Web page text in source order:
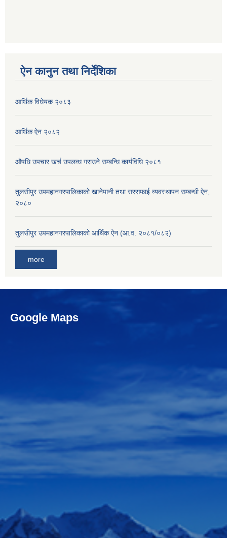
ऐन कानुन तथा निर्देशिका
आर्थिक विधेयक २०८३
आर्थिक ऐन २०८२
औषधि उपचार खर्च उपलव्ध गराउने सम्बन्धि कार्यविधि २०८१
तुलसीपुर उपमहानगरपालिकाको खानेपानी तथा सरसफाई व्यवस्थापन सम्बन्धी ऐन,
२०८०
तुलसीपुर उपमहानगरपालिकाको आर्थिक ऐन (आ.व. २०८१/०८२)
more
Google Maps